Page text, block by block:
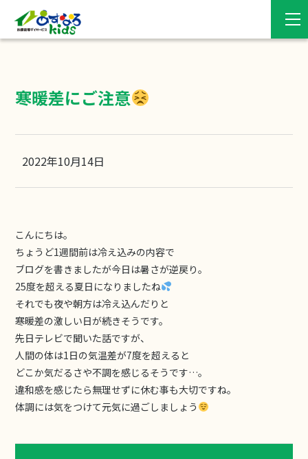
寒暖差にご注意
2022年10月14日
こんにちは。
ちょうど1週間前は冷え込みの内容で
ブログを書きましたが今日は暑さが逆戻り。
25度を超える夏日になりましたね
それでも夜や朝方は冷え込んだりと
寒暖差の激しい日が続きそうです。
先日テレビで聞いた話ですが、
人間の体は1日の気温差が7度を超えると
どこか気だるさや不調を感じるそうです…。
違和感を感じたら無理せずに休む事も大切ですね。
体調には気をつけて元気に過ごしましょう